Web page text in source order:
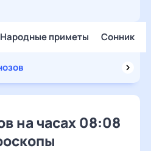
Народные приметы Сонник
на часах 08:08